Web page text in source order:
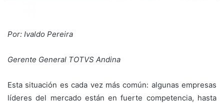
Por: Ivaldo Pereira
Gerente General TOTVS Andina
Esta situación es cada vez más común: algunas empresas
líderes del mercado están en fuerte competencia, hasta